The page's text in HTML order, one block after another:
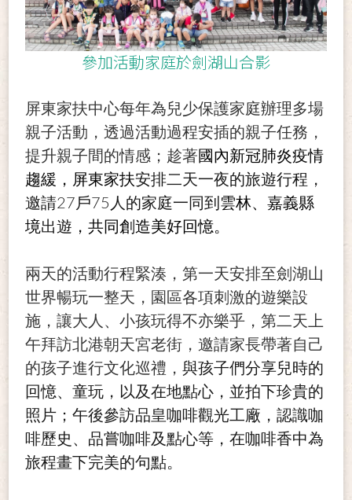
參加活動家庭於劍湖山合影
屏東家扶中心每年為兒少保護家庭辦理多場
親子活動，透過活動過程安插的親子任務，
提升親子間的情感；趁著國內新冠肺炎疫情
趨緩，屏東家扶安排二天一夜的旅遊行程，
邀請27戶75 人的家庭一同到 雲林、嘉義縣
境出遊 ，共同創造美好回憶。
兩天的活動行程緊湊，第一天安排至劍湖山
世界暢玩一整天，園區各項刺激的遊樂設
施，讓大人、小孩玩得不亦樂乎，第二天上
午拜訪北港朝天宮老街，邀請家長帶著自己
的孩子進行文化巡禮，與孩子們分享兒時的
回憶、童玩，以及在地點心，並拍下珍貴的
照片；午後參訪品皇咖啡觀光工廠，認識咖
啡歷史、品嘗咖啡及點心等，在咖啡香中為
旅程畫下完美的句點。